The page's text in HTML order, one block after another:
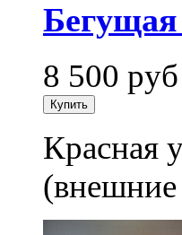
Бегущая
8 500 руб
Красная